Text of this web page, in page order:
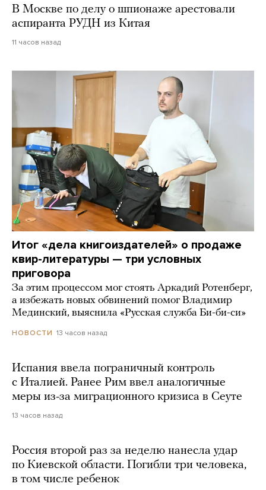
В Москве по делу о шпионаже арестовали
аспиранта РУДН из Китая
11 часов назад
Итог «дела книгоиздателей» о продаже
квир-литературы — три условных
приговора
За этим процессом мог стоять Аркадий Ротенберг,
а избежать новых обвинений помог Владимир
Мединский, выяснила «Русская служба Би-би-си»
НОВОСТИ 13 часов назад
Испания ввела пограничный контроль
с Италией. Ранее Рим ввел аналогичные
меры из-за миграционного кризиса в Сеуте
13 часов назад
Россия второй раз за неделю нанесла удар
по Киевской области. Погибли три человека,
в том числе ребенок